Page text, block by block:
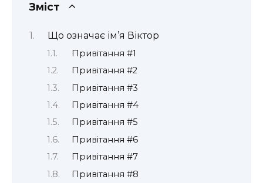
Зміст
Що означає ім’я Віктор
Привітання #1
Привітання #2
Привітання #3
Привітання #4
Привітання #5
Привітання #6
Привітання #7
Привітання #8